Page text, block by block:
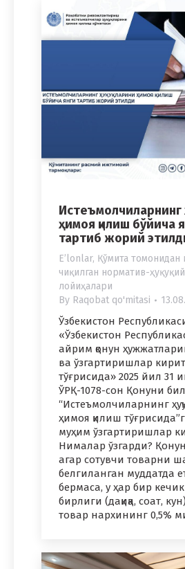
Истеъмолчиларнинг
ҳимоя қилиш бўйича
тартиб жорий
Eʼlonlar, Қўмита томонидан
чиқилган норматив-
лойиҳалари
By Raqobat qo'mitasi
Ўзбекистон
«Ўзбекистон
айрим қонун
ва ўзгартиришлар
тўғрисида» 2025 йил 31
ЎРҚ-1078-сон Қонуни
“Истеъмолчиларнинг
ҳимоя қилиш
муҳим ўзгартиришлар
Нималар ўзгарди?
агар сотувчи товарни
белгиланган муддатда
бермаса, у ҳар бир
бирлиги (дақиқа, соат,
товар нархининг 0,5%